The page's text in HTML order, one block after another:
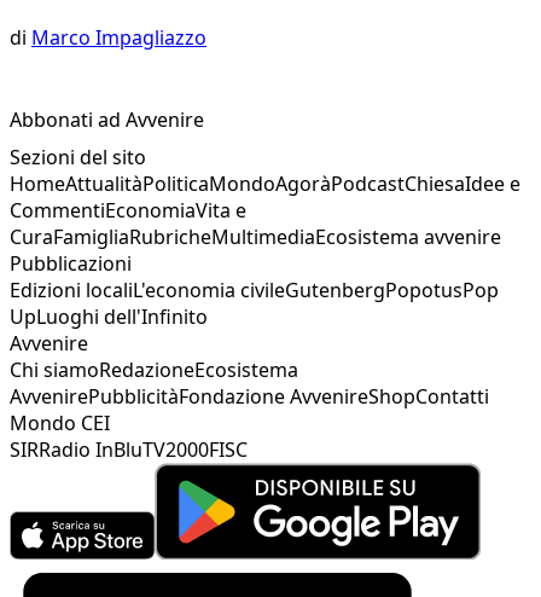
di Marco Impagliazzo
Abbonati ad Avvenire
Sezioni del sito
HomeAttualitàPoliticaMondoAgoràPodcastChiesaIdee e
CommentiEconomiaVita e
CuraFamigliaRubricheMultimediaEcosistema avvenire
Pubblicazioni
Edizioni localiL'economia civileGutenbergPopotusPop
UpLuoghi dell'Infinito
Avvenire
Chi siamoRedazioneEcosistema
AvvenirePubblicitàFondazione AvvenireShopContatti
Mondo CEI
SIRRadio InBluTV2000FISC